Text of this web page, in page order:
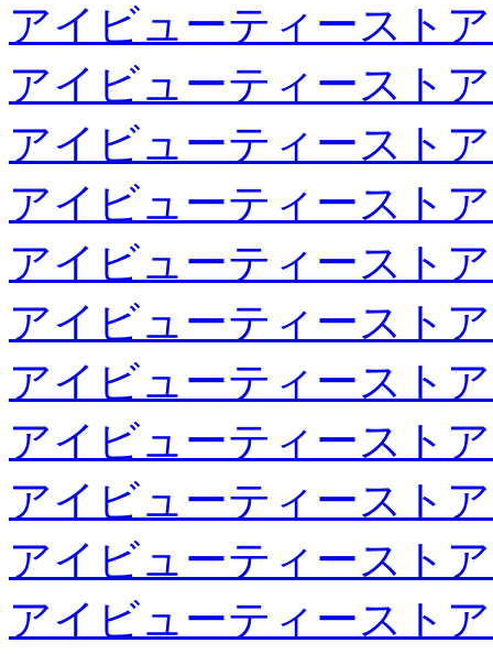
アイビューティースト
アイビューティースト
アイビューティースト
アイビューティースト
アイビューティースト
アイビューティースト
アイビューティースト
アイビューティースト
アイビューティースト
アイビューティースト
アイビューティースト